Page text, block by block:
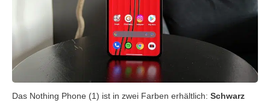
Das Nothing Phone (1) ist in zwei Farben erhältlich: Schwarz